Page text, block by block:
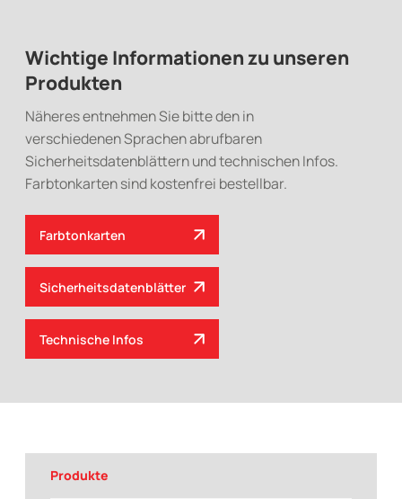
Produkte
Wichtige Informationen zu unseren
Produkten
Näheres entnehmen Sie bitte den in
verschiedenen Sprachen abrufbaren
Sicherheitsdatenblättern und technischen Infos.
Farbtonkarten sind kostenfrei bestellbar.
Farbtonkarten
Sicherheitsdatenblätter
Technische Infos